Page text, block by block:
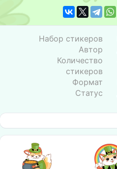
Набор стикеров
Автор
Количество
стикеров
Формат
Статус